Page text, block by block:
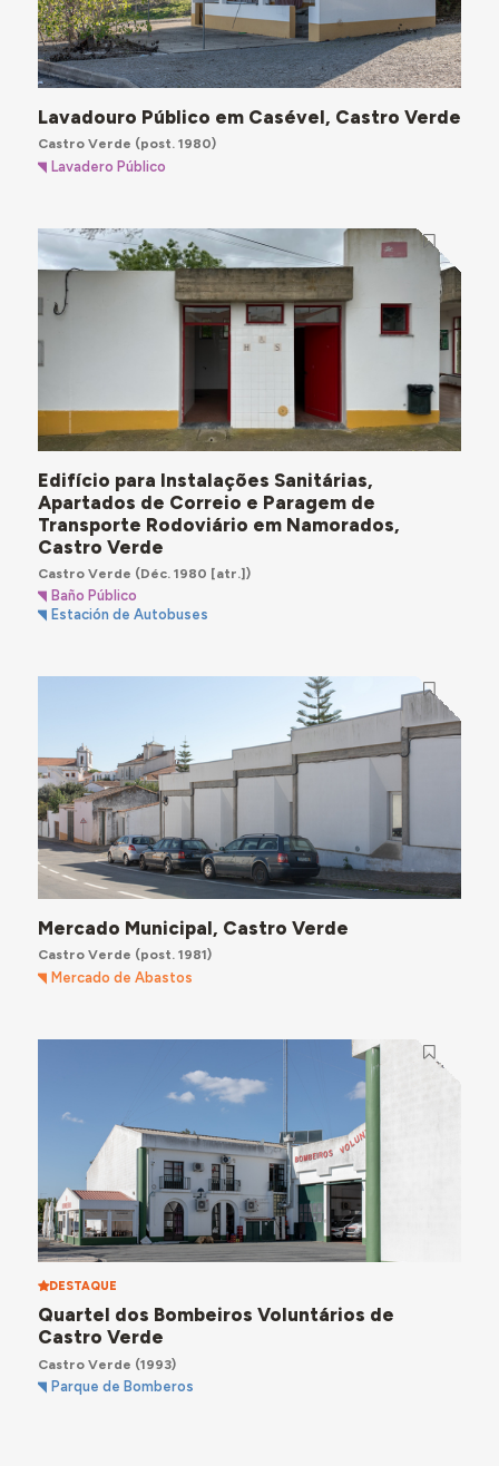
Lavadouro Público em Casével, Castro Verde
Castro Verde (post. 1980)
Lavadero Público
Edifício para Instalações Sanitárias,
Apartados de Correio e Paragem de
Transporte Rodoviário em Namorados,
Castro Verde
Castro Verde (Déc. 1980 [atr.])
Baño Público
Estación de Autobuses
Mercado Municipal, Castro Verde
Castro Verde (post. 1981)
Mercado de Abastos
DESTAQUE
Quartel dos Bombeiros Voluntários de
Castro Verde
Castro Verde (1993)
Parque de Bomberos